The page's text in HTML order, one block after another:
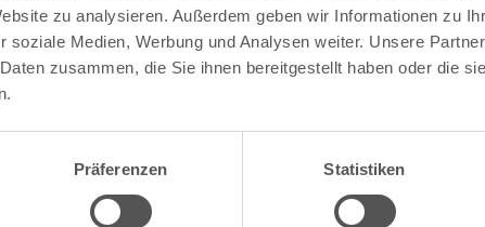
zu analysieren. Außerdem geben wir Informationen zu
soziale Medien, Werbung und Analysen weiter. Unsere
zusammen, die Sie ihnen bereitgestellt haben oder die
Präferenzen Statistiken